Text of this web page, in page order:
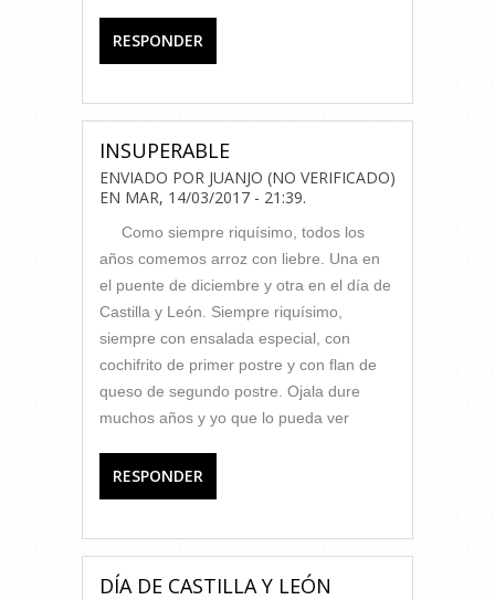
RESPONDER
INSUPERABLE
ENVIADO POR JUANJO (NO VERIFICADO)
EN MAR, 14/03/2017 - 21:39.
Como siempre riquísimo, todos los
años comemos arroz con liebre. Una en
el puente de diciembre y otra en el día de
Castilla y León. Siempre riquísimo,
siempre con ensalada especial, con
cochifrito de primer postre y con flan de
queso de segundo postre. Ojala dure
muchos años y yo que lo pueda ver
RESPONDER
DÍA DE CASTILLA Y LEÓN